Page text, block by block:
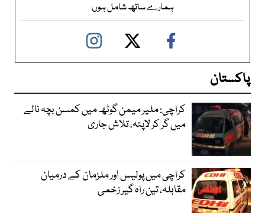
ہمارے ساتھ شامل ہوں
پاکستان
کراچی: ملیر میمن گوٹھ میں کمسن بچہ نالے
میں گر کر لاپتہ، تلاش جاری
کراچی میں پولیس اور ملزمان کے درمیان
مقابلہ، تین راہ گیر زخمی